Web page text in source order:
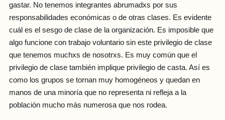
gastar. No tenemos integrantes abrumadxs por sus
responsabilidades económicas o de otras clases. Es evidente
cuál es el sesgo de clase de la organización. Es imposible que
algo funcione con trabajo voluntario sin este privilegio de clase
que tenemos muchxs de nosotrxs. Es muy común que el
privilegio de clase también implique privilegio de casta. Así es
como los grupos se tornan muy homogéneos y quedan en
manos de una minoría que no representa ni refleja a la
población mucho más numerosa que nos rodea.